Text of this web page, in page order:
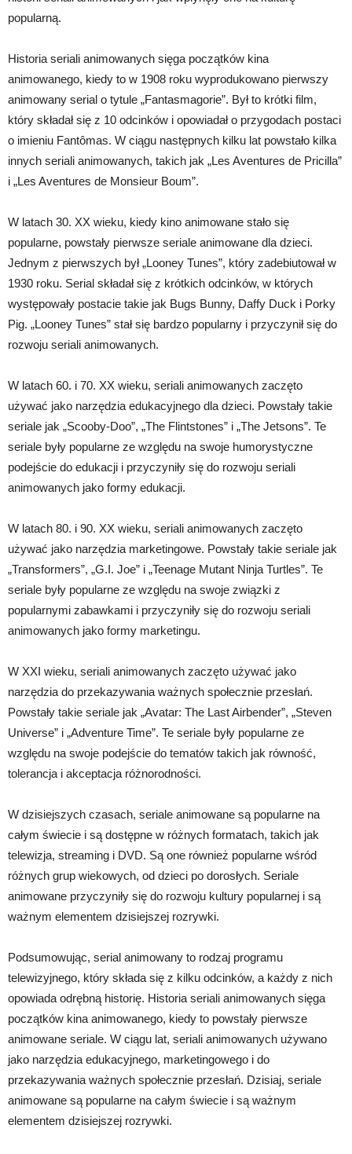
popularną.
Historia seriali animowanych sięga początków kina
animowanego, kiedy to w 1908 roku wyprodukowano pierwszy
animowany serial o tytule „Fantasmagorie”. Był to krótki film,
który składał się z 10 odcinków i opowiadał o przygodach postaci
o imieniu Fantômas. W ciągu następnych kilku lat powstało kilka
innych seriali animowanych, takich jak „Les Aventures de Pricilla”
i „Les Aventures de Monsieur Boum”.
W latach 30. XX wieku, kiedy kino animowane stało się
popularne, powstały pierwsze seriale animowane dla dzieci.
Jednym z pierwszych był „Looney Tunes”, który zadebiutował w
1930 roku. Serial składał się z krótkich odcinków, w których
występowały postacie takie jak Bugs Bunny, Daffy Duck i Porky
Pig. „Looney Tunes” stał się bardzo popularny i przyczynił się do
rozwoju seriali animowanych.
W latach 60. i 70. XX wieku, seriali animowanych zaczęto
używać jako narzędzia edukacyjnego dla dzieci. Powstały takie
seriale jak „Scooby-Doo”, „The Flintstones” i „The Jetsons”. Te
seriale były popularne ze względu na swoje humorystyczne
podejście do edukacji i przyczyniły się do rozwoju seriali
animowanych jako formy edukacji.
W latach 80. i 90. XX wieku, seriali animowanych zaczęto
używać jako narzędzia marketingowe. Powstały takie seriale jak
„Transformers”, „G.I. Joe” i „Teenage Mutant Ninja Turtles”. Te
seriale były popularne ze względu na swoje związki z
popularnymi zabawkami i przyczyniły się do rozwoju seriali
animowanych jako formy marketingu.
W XXI wieku, seriali animowanych zaczęto używać jako
narzędzia do przekazywania ważnych społecznie przesłań.
Powstały takie seriale jak „Avatar: The Last Airbender”, „Steven
Universe” i „Adventure Time”. Te seriale były popularne ze
względu na swoje podejście do tematów takich jak równość,
tolerancja i akceptacja różnorodności.
W dzisiejszych czasach, seriale animowane są popularne na
całym świecie i są dostępne w różnych formatach, takich jak
telewizja, streaming i DVD. Są one również popularne wśród
różnych grup wiekowych, od dzieci po dorosłych. Seriale
animowane przyczyniły się do rozwoju kultury popularnej i są
ważnym elementem dzisiejszej rozrywki.
Podsumowując, serial animowany to rodzaj programu
telewizyjnego, który składa się z kilku odcinków, a każdy z nich
opowiada odrębną historię. Historia seriali animowanych sięga
początków kina animowanego, kiedy to powstały pierwsze
animowane seriale. W ciągu lat, seriali animowanych używano
jako narzędzia edukacyjnego, marketingowego i do
przekazywania ważnych społecznie przesłań. Dzisiaj, seriale
animowane są popularne na całym świecie i są ważnym
elementem dzisiejszej rozrywki.